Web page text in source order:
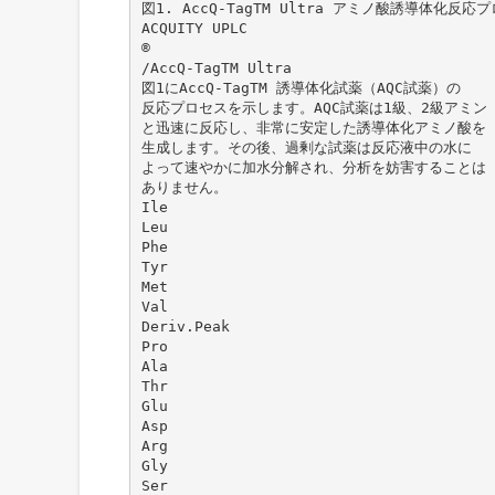
図1. AccQ-TagTM Ultra アミノ酸誘導体化反応プ
ACQUITY UPLC
®
/AccQ-TagTM Ultra
図1にAccQ-TagTM 誘導体化試薬（AQC試薬）の
反応プロセスを示します。AQC試薬は1級、2級アミン
と迅速に反応し、非常に安定した誘導体化アミノ酸を
生成します。その後、過剰な試薬は反応液中の水に
よって速やかに加水分解され、分析を妨害することは
ありません。
Ile
Leu
Phe
Tyr
Met
Val
Deriv.Peak
Pro
Ala
Thr
Glu
Asp
Arg
Gly
Ser